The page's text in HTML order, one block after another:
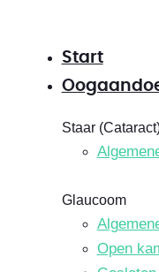
Start
Staar
Glaucoom
Open